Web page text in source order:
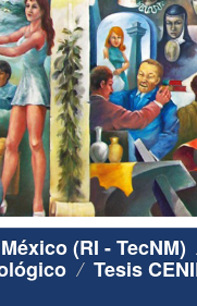
(RI - TecNM)
Tesis